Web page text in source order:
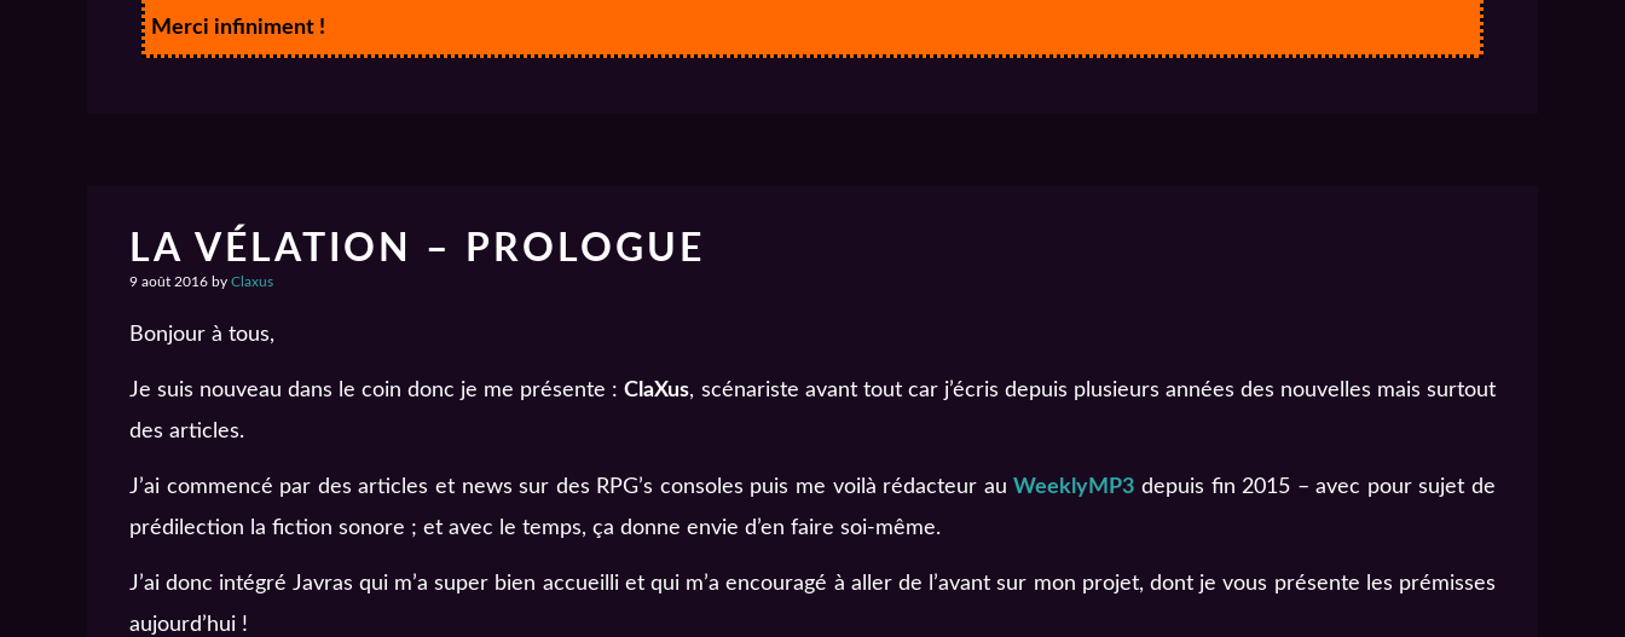
Merci infiniment !
LA VÉLATION – PROLOGUE
9 août 2016 by Claxus
Bonjour à tous,
Je suis nouveau dans le coin donc je me présente :ClaXus, scénariste avant tout car j’écris depuis plusieurs années des nouvelles mais surtout
des articles.
J’ai commencé par des articles et news sur des RPG’s consoles puis me voilà rédacteur auWeeklyMP3 depuis fin 2015 – avec pour sujet de
prédilection la fiction sonore ; et avec le temps, ça donne envie d’en faire soi-même.
J’ai donc intégré Javras qui m’a super bien accueilli et qui m’a encouragé à aller de l’avant sur mon projet, dont je vous présente les prémisses
aujourd’hui !